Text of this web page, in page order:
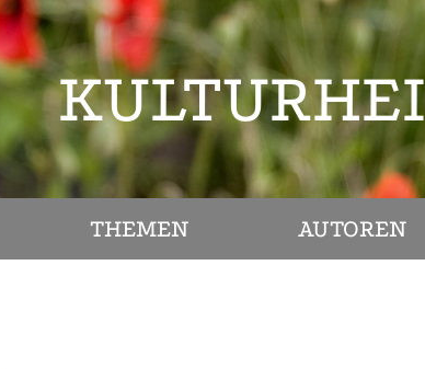
THEMEN AUTOREN